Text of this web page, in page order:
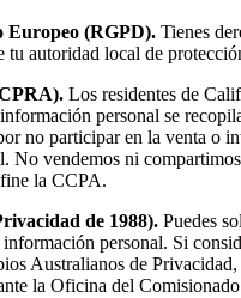
Europeo (RGPD). Tienes
tu autoridad local de
Los residentes de
personal se
no participar en la venta o
No vendemos ni
la CCPA.
de 1988). Puedes
personal. Si
Australianos de Privacidad,
la Oficina del